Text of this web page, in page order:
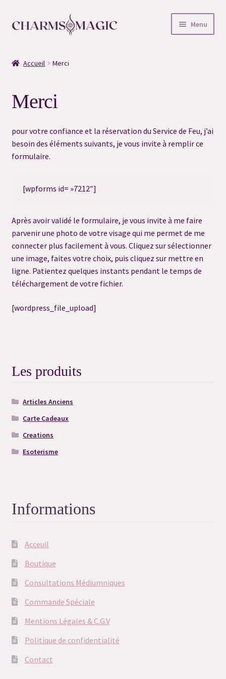
à
au
Menu
#7254 (pas de titre)
#7008 (pas de titre)
#6522 (pas de titre)
#6530 (pas de titre)
#6532 (pas de titre)
#7119 (pas de titre)
Commande Spéciale
Conditions Générales de vente & Mentions Légales
Consultation Capacités
Consultation flash message
Consultation préalable de Dégagement
Contact
Déontologie
FAQ Grimoire
Merci
Accueil Merci
Merci
pour votre confiance et la réservation du Service de Feu, j’ai
besoin des éléments suivants, je vous invite à remplir ce
formulaire.
[wpforms id= »7212″]
Après avoir validé le formulaire, je vous invite à me faire
parvenir une photo de votre visage qui me permet de me
connecter plus facilement à vous. Cliquez sur sélectionner
une image, faites votre choix, puis cliquez sur mettre en
ligne. Patientez quelques instants pendant le temps de
téléchargement de votre fichier.
[wordpress_file_upload]
Les produits
Articles Anciens
Carte Cadeaux
Creations
Esoterisme
Informations
Acceuil
Boutique
Consultations Médiumniques
Commande Spéciale
Mentions Légales & C.G.V
Politique de confidentialité
Contact